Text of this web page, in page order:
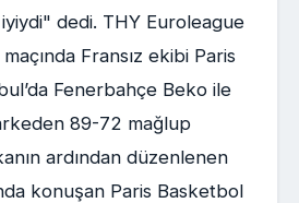
dedi. THY Euroleague
Fransız ekibi Paris
Fenerbahçe Beko ile
89-72 mağlup
ardından düzenlenen
konuşan Paris Basketbol